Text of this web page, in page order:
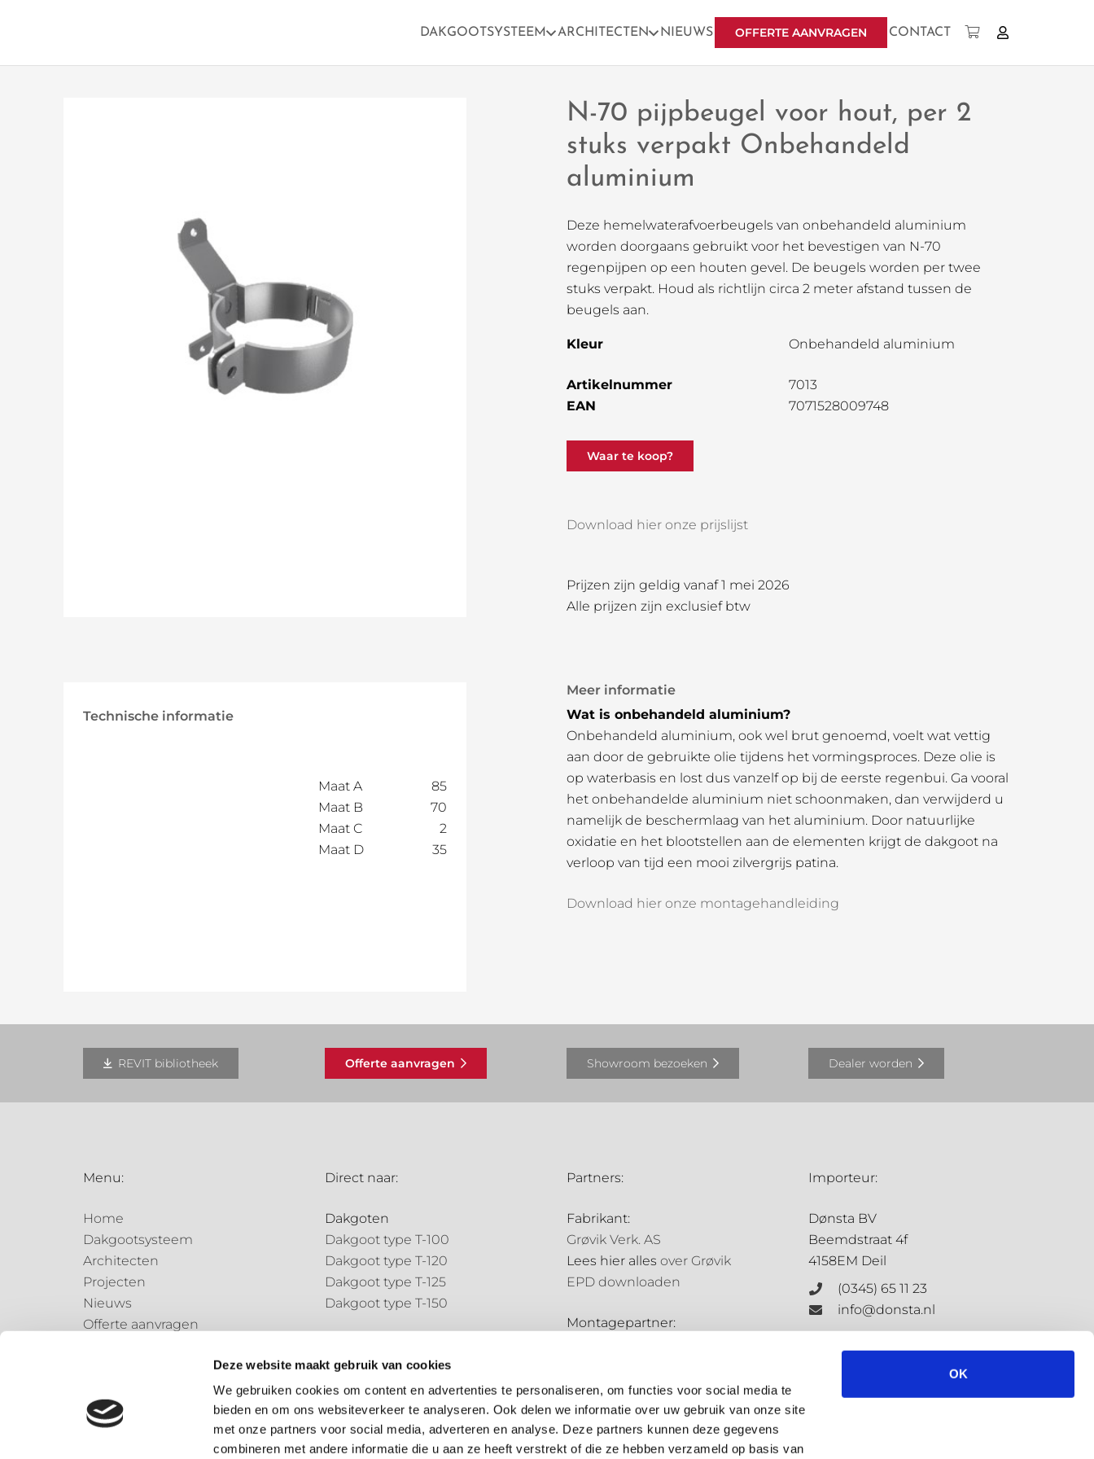
Deze website maakt gebruik van cookies
We gebruiken cookies om content en advertenties te personaliseren, om functies voor social media te
bieden en om ons websiteverkeer te analyseren. Ook delen we informatie over uw gebruik van onze site
met onze partners voor social media, adverteren en analyse. Deze partners kunnen deze gegevens
combineren met andere informatie die u aan ze heeft verstrekt of die ze hebben verzameld op basis van
OK
DAKGOOTSYSTEEM ARCHITECTEN NIEUWS OFFERTE AANVRAGEN CONTACT
N-70 pijpbeugel voor hout, per 2
stuks verpakt Onbehandeld
aluminium
Deze hemelwaterafvoerbeugels van onbehandeld aluminium
worden doorgaans gebruikt voor het bevestigen van N-70
regenpijpen op een houten gevel. De beugels worden per twee
stuks verpakt. Houd als richtlijn circa 2 meter afstand tussen de
beugels aan.
Kleur Onbehandeld aluminium
Artikelnummer
7013
EAN
7071528009748
Waar te koop?
Download hier onze prijslijst
Prijzen zijn geldig vanaf 1 mei 2026
Alle prijzen zijn exclusief btw
Technische informatie
Maat A
85
Maat B
70
Maat C
2
Maat D
35
Meer informatie
Wat is onbehandeld aluminium?
Onbehandeld aluminium, ook wel brut genoemd, voelt wat vettig
aan door de gebruikte olie tijdens het vormingsproces. Deze olie is
op waterbasis en lost dus vanzelf op bij de eerste regenbui. Ga vooral
het onbehandelde aluminium niet schoonmaken, dan verwijderd u
namelijk de beschermlaag van het aluminium. Door natuurlijke
oxidatie en het blootstellen aan de elementen krijgt de dakgoot na
verloop van tijd een mooi zilvergrijs patina.
Download hier onze montagehandleiding
REVIT bibliotheek Offerte aanvragen Showroom bezoeken Dealer worden
Menu:
Home
Dakgootsysteem
Architecten
Projecten
Nieuws
Offerte aanvragen
Direct naar:
Dakgoten
Dakgoot type T-100
Dakgoot type T-120
Dakgoot type T-125
Dakgoot type T-150
Regenpijp type N-70
Regenpijp type N-85
Speciale onderdelen
Speciale onderdelen
Partners:
Fabrikant:
Grøvik Verk. AS
Lees hier alles over Grøvik
EPD downloaden
Montagepartner:
Distributiepartners:
Bouwmarkt NL
Hubo
Importeur:
Dønsta BV
Beemdstraat 4f
4158EM Deil
(0345) 65 11 23
info@donsta.nl
Contactformulier